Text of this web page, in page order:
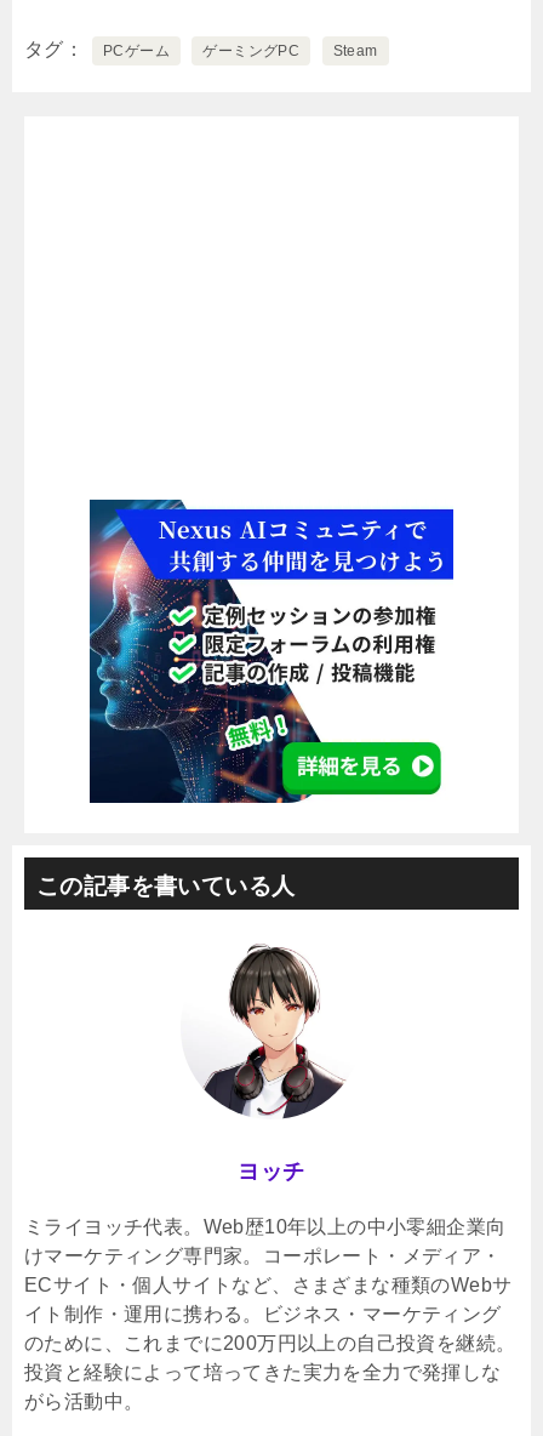
タグ PCゲーム ゲーミングPC Steam
この記事を書いている人
ヨッチ
ミライヨッチ代表。Web歴10年以上の中小零細企業向
けマーケティング専門家。コーポレート・メディア・
ECサイト・個人サイトなど、さまざまな種類のWebサ
イト制作・運用に携わる。ビジネス・マーケティング
のために、これまでに200万円以上の自己投資を継続。
投資と経験によって培ってきた実力を全力で発揮しな
がら活動中。